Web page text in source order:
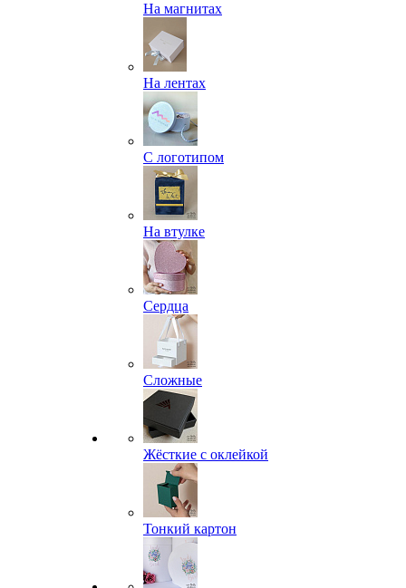
На магнитах
На лентах
С логотипом
На втулке
Сердца
Сложные
Жёсткие с оклейкой
Тонкий картон